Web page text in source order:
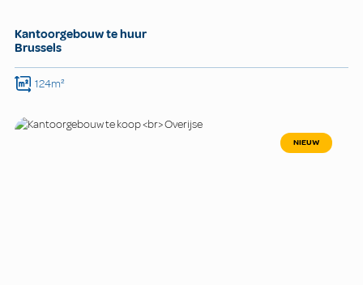
Kantoorgebouw te huur
Brussels
124m²
NIEUW